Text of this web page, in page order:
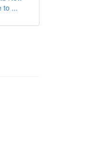
to ...